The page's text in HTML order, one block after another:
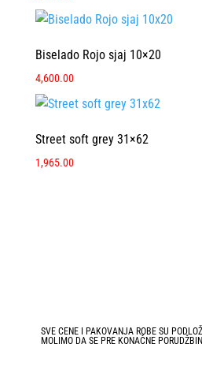
Biselado Rojo sjaj 10×20
4,600.00
Street soft grey 31×62
1,965.00
SVE CENE I PAKOVANJA ROBE SU
MOLIMO DA SE PRE KONAČNE